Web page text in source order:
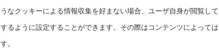
うなクッキーによる情報収集を好まない場合、ユーザ自身が閲覧し
するように設定することができます。その際はコンテンツによって
す。